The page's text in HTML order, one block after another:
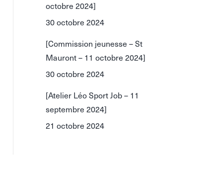
octobre 2024]
30 octobre 2024
[Commission jeunesse – St
Mauront – 11 octobre 2024]
30 octobre 2024
[Atelier Léo Sport Job – 11
septembre 2024]
21 octobre 2024